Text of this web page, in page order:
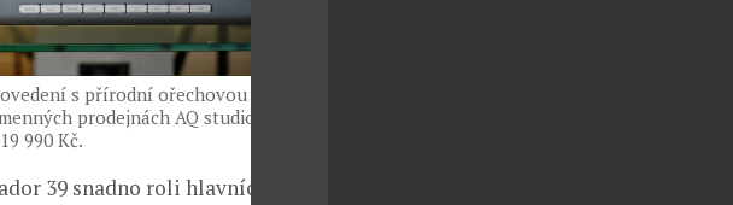
s přírodní ořechovou dýhou a
prodejnách AQ studio a u
990 Kč.
39 snadno roli hlavních